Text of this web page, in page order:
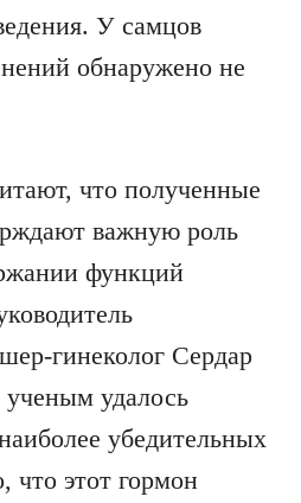
У самцов
обнаружено не
что полученные
важную роль
функций
гинеколог Сердар
ученым удалось
убедительных
что этот гормон